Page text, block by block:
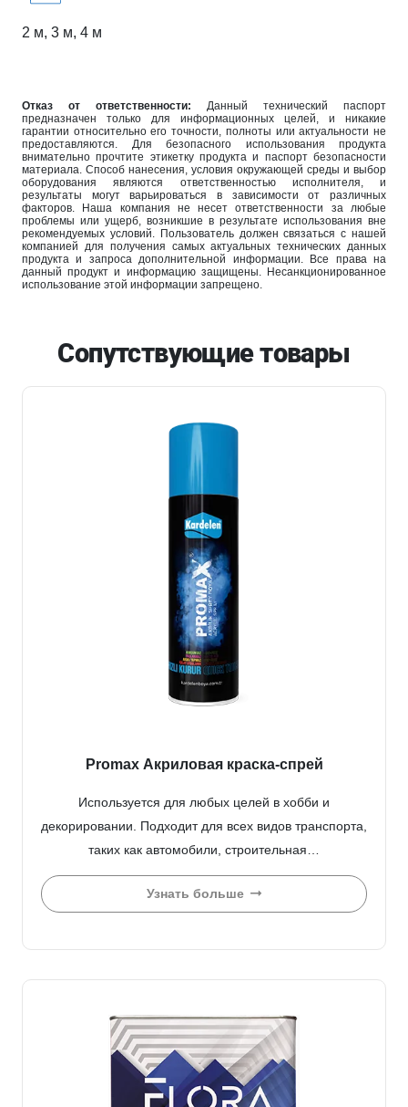
2 м, 3 м, 4 м
Отказ от ответственности: Данный технический паспорт
предназначен только для информационных целей, и никакие
гарантии относительно его точности, полноты или актуальности не
предоставляются. Для безопасного использования продукта
внимательно прочтите этикетку продукта и паспорт безопасности
материала. Способ нанесения, условия окружающей среды и выбор
оборудования являются ответственностью исполнителя, и
результаты могут варьироваться в зависимости от различных
факторов. Наша компания не несет ответственности за любые
проблемы или ущерб, возникшие в результате использования вне
рекомендуемых условий. Пользователь должен связаться с нашей
компанией для получения самых актуальных технических данных
продукта и запроса дополнительной информации. Все права на
данный продукт и информацию защищены. Несанкционированное
использование этой информации запрещено.
Сопутствующие товары
Promax Акриловая краска-спрей
Используется для любых целей в хобби и
декорировании. Подходит для всех видов транспорта,
таких как автомобили, строительная…
Узнать больше